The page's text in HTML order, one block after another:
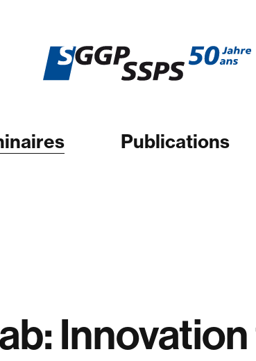
Publications